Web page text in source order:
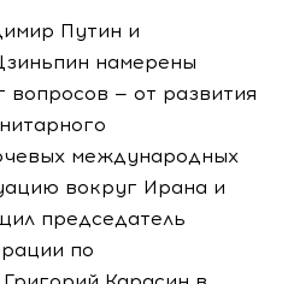
Путин и
намерены
— от развития
международных
вокруг Ирана и
председатель
по